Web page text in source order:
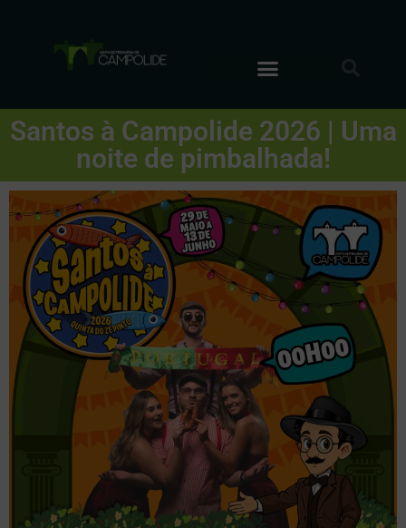
Santos à Campolide 2026 | Uma
noite de pimbalhada!